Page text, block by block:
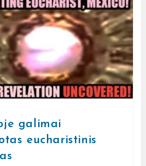
galimai
eucharistinis